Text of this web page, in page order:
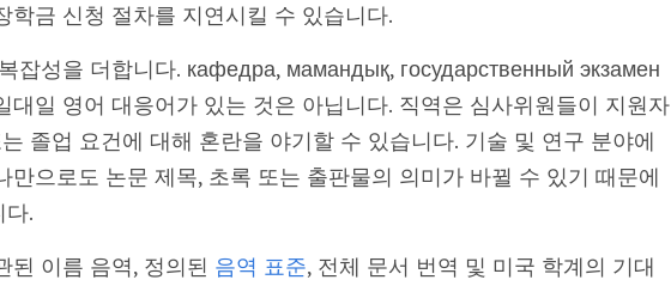
학금 신청 절차를 지연시킬 수 있습니다.
잡성을 더합니다. кафедра, мамандық, государственный экзамен
대일 영어 대응어가 있는 것은 아닙니다. 직역은 심사위원들이 지원자
졸업 요건에 대해 혼란을 야기할 수 있습니다. 기술 및 연구 분야에
만으로도 논문 제목, 초록 또는 출판물의 의미가 바뀔 수 있기 때문에
다.
된 이름 음역, 정의된 음역 표준, 전체 문서 번역 및 미국 학계의 기대